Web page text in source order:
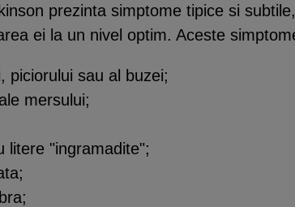
prezinta simptome tipice si
ei la un nivel optim. Aceste
piciorului sau al buzei;
mersului;
litere "ingramadite";